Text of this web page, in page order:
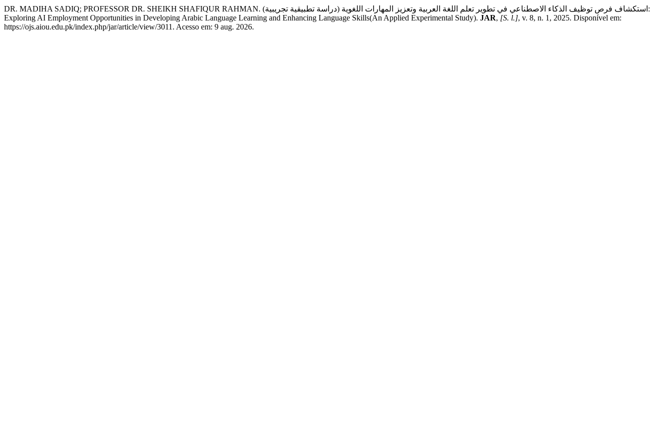
DR. MADIHA SADIQ; PROFESSOR DR. SHEIKH SHAFIQUR RAHMAN. استكشاف فرص توظيف الذكاء الاصطناعي في تطوير تعلم اللغة العربية وتعزيز المهارات اللغوية (دراسة تطبيقية تجريبية):
Exploring AI Employment Opportunities in Developing Arabic Language Learning and Enhancing Language Skills(An Applied Experimental Study). JAR, [S. l.], v. 8, n. 1, 2025. Disponível em:
https://ojs.aiou.edu.pk/index.php/jar/article/view/3011. Acesso em: 9 aug. 2026.